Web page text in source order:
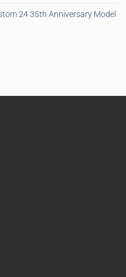
24 35th Anniversary Model